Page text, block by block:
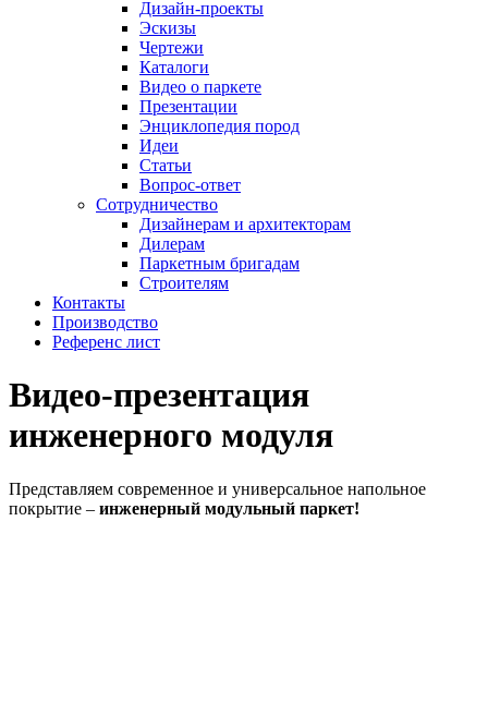
Дизайн-проекты
Эскизы
Чертежи
Каталоги
Видео о паркете
Презентации
Энциклопедия пород
Идеи
Статьи
Вопрос-ответ
Сотрудничество
Дизайнерам и архитекторам
Дилерам
Паркетным бригадам
Строителям
Контакты
Производство
Референс лист
Видео-презентация
инженерного модуля
Представляем современное и универсальное напольное
покрытие – инженерный модульный паркет!